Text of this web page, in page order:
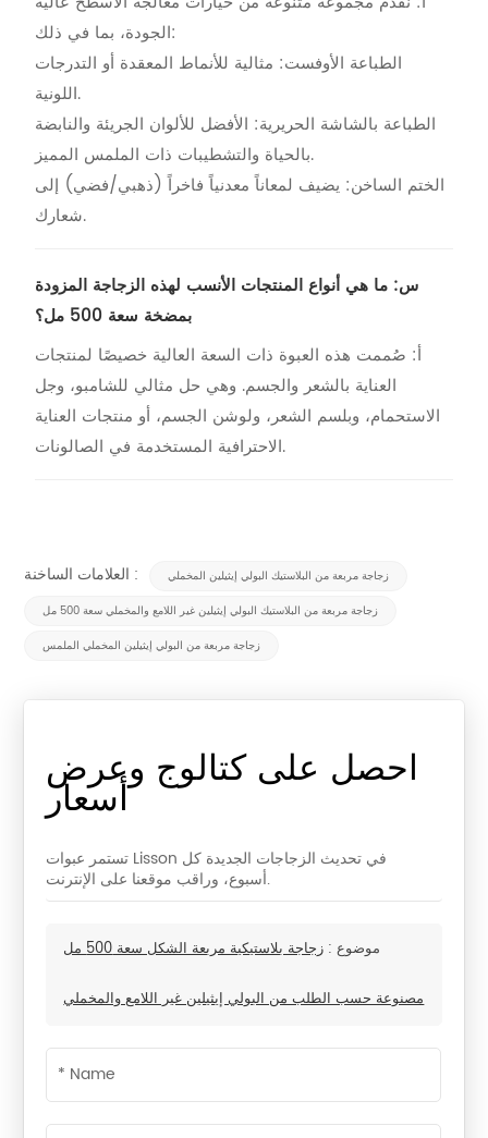
الجودة، بما في ذلك:
الطباعة الأوفست: مثالية للأنماط المعقدة أو التدرجات
اللونية.
الطباعة بالشاشة الحريرية: الأفضل للألوان الجريئة والنابضة
بالحياة والتشطيبات ذات الملمس المميز.
الختم الساخن: يضيف لمعاناً معدنياً فاخراً (ذهبي/فضي) إلى
شعارك.
س: ما هي أنواع المنتجات الأنسب لهذه الزجاجة المزودة
بمضخة سعة 500 مل؟
أ: صُممت هذه العبوة ذات السعة العالية خصيصًا لمنتجات
العناية بالشعر والجسم. وهي حل مثالي للشامبو، وجل
الاستحمام، وبلسم الشعر، ولوشن الجسم، أو منتجات العناية
الاحترافية المستخدمة في الصالونات.
العلامات الساخنة :
زجاجة مربعة من البلاستيك البولي إيثيلين المخملي
زجاجة مربعة من البلاستيك البولي إيثيلين غير اللامع والمخملي سعة 500 مل
زجاجة مربعة من البولي إيثيلين المخملي الملمس
احصل على كتالوج وعرض
أسعار
تستمر عبوات Lisson في تحديث الزجاجات الجديدة كل
أسبوع، وراقب موقعنا على الإنترنت.
موضوع : زجاجة بلاستيكية مربعة الشكل سعة 500 مل
مصنوعة حسب الطلب من البولي إيثيلين غير اللامع والمخملي